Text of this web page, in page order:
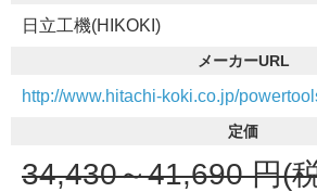
日立工機(HIKOKI)
メーカーURL
http://www.hitachi-koki.co.jp/
定価
34,430～41,690 円(